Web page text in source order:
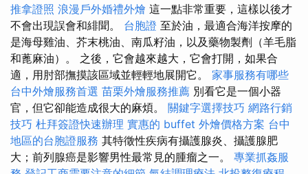
推拿證照 浪漫戶外婚禮外燴 這一點非常重要，這樣以後才
不會出現誤會和緋聞。 台胞證 至於油，最適合海洋按摩的
是海母雞油、芥末桃油、南瓜籽油，以及藥物製劑（羊毛脂
和蓖麻油）。 之後，它會越來越大，它會打開，如果合
適，用肘部撫摸該區域並輕輕地展開它。 家事服務有哪些
台中外燴服務首選 苗栗外燴服務推薦 別看它是一個小器
官，但它卻能造成很大的麻煩。 關鍵字選擇技巧 網路行銷
技巧 杜拜簽證快速辦理 實惠的 buffet 外燴價格方案 台中
地區的台胞證服務 其特徵性疾病有攝護腺炎、攝護腺肥
大；前列腺癌是影響男性最常見的腫瘤之一。 專業抓姦服